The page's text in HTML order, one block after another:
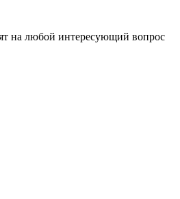
на любой интересующий вопрос